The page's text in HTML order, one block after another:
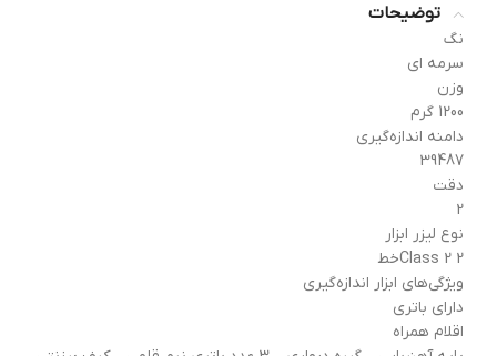
توضیحات
نگ
سرمه ای
وزن
1200 گرم
دامنه اندازه‌گیری
39487
دقت
2
نوع لیزر ابزار
Class 2 2خط
ویژگی‌های ابزار اندازه‌گیری
دارای باتری
اقلام همراه